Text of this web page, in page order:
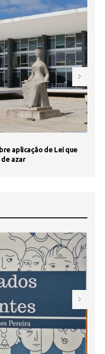
aplicação de Lei que
azar